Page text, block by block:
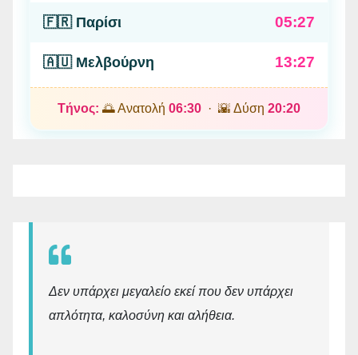
🇫🇷 Παρίσι 05:27
🇦🇺 Μελβούρνη 13:27
Τήνος: 🌅 Ανατολή 06:30 · 🌇 Δύση 20:20
Δεν υπάρχει μεγαλείο εκεί που δεν υπάρχει
απλότητα, καλοσύνη και αλήθεια.